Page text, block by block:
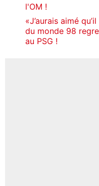
l'OM !
«J’aurais aimé
du monde 98
au PSG !